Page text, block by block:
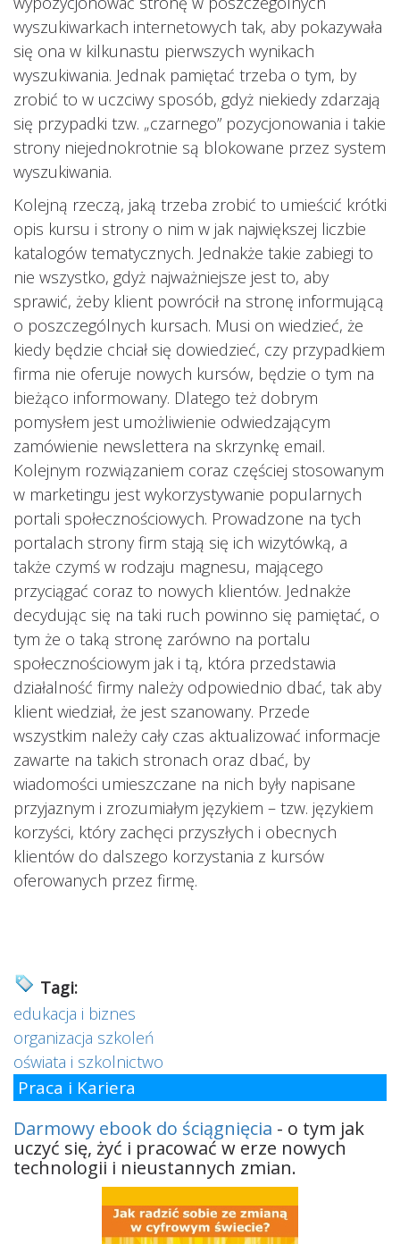
wyszukiwarkach internetowych tak, aby pokazywała
się ona w kilkunastu pierwszych wynikach
wyszukiwania. Jednak pamiętać trzeba o tym, by
zrobić to w uczciwy sposób, gdyż niekiedy zdarzają
się przypadki tzw. „czarnego” pozycjonowania i takie
strony niejednokrotnie są blokowane przez system
wyszukiwania.
Kolejną rzeczą, jaką trzeba zrobić to umieścić krótki
opis kursu i strony o nim w jak największej liczbie
katalogów tematycznych. Jednakże takie zabiegi to
nie wszystko, gdyż najważniejsze jest to, aby
sprawić, żeby klient powrócił na stronę informującą
o poszczególnych kursach. Musi on wiedzieć, że
kiedy będzie chciał się dowiedzieć, czy przypadkiem
firma nie oferuje nowych kursów, będzie o tym na
bieżąco informowany. Dlatego też dobrym
pomysłem jest umożliwienie odwiedzającym
zamówienie newslettera na skrzynkę email.
Kolejnym rozwiązaniem coraz częściej stosowanym
w marketingu jest wykorzystywanie popularnych
portali społecznościowych. Prowadzone na tych
portalach strony firm stają się ich wizytówką, a
także czymś w rodzaju magnesu, mającego
przyciągać coraz to nowych klientów. Jednakże
decydując się na taki ruch powinno się pamiętać, o
tym że o taką stronę zarówno na portalu
społecznościowym jak i tą, która przedstawia
działalność firmy należy odpowiednio dbać, tak aby
klient wiedział, że jest szanowany. Przede
wszystkim należy cały czas aktualizować informacje
zawarte na takich stronach oraz dbać, by
wiadomości umieszczane na nich były napisane
przyjaznym i zrozumiałym językiem – tzw. językiem
korzyści, który zachęci przyszłych i obecnych
klientów do dalszego korzystania z kursów
oferowanych przez firmę.
Tagi:
edukacja i biznes
organizacja szkoleń
oświata i szkolnictwo
Praca i Kariera
Darmowy ebook do ściągnięcia - o tym jak
uczyć się, żyć i pracować w erze nowych
technologii i nieustannych zmian.